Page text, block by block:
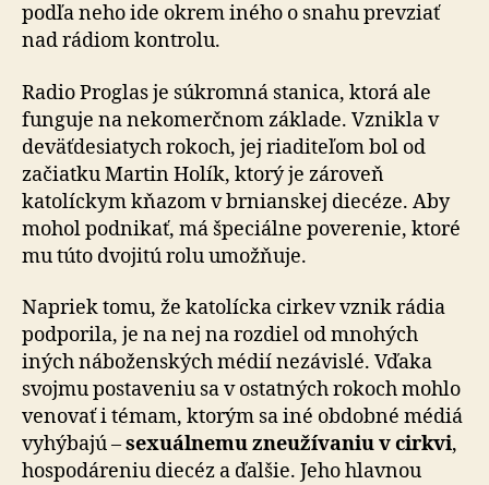
podľa neho ide okrem iného o snahu prevziať
nad rádiom kontrolu.
Radio Proglas je súkromná stanica, ktorá ale
funguje na nekomerčnom základe. Vznikla v
deväťdesiatych rokoch, jej riaditeľom bol od
začiatku Martin Holík, ktorý je zároveň
katolíckym kňazom v brnianskej diecéze. Aby
mohol podnikať, má špeciálne poverenie, ktoré
mu túto dvojitú rolu umožňuje.
Napriek tomu, že katolícka cirkev vznik rádia
podporila, je na nej na rozdiel od mnohých
iných náboženských médií nezávislé. Vďaka
svojmu postaveniu sa v ostatných rokoch mohlo
venovať i témam, ktorým sa iné obdobné médiá
vyhýbajú –sexuálnemu zneužívaniu v cirkvi,
hospodáreniu diecéz a ďalšie. Jeho hlavnou